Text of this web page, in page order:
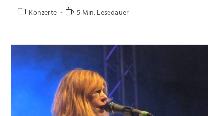
Konzerte 5 Min. Lesedauer